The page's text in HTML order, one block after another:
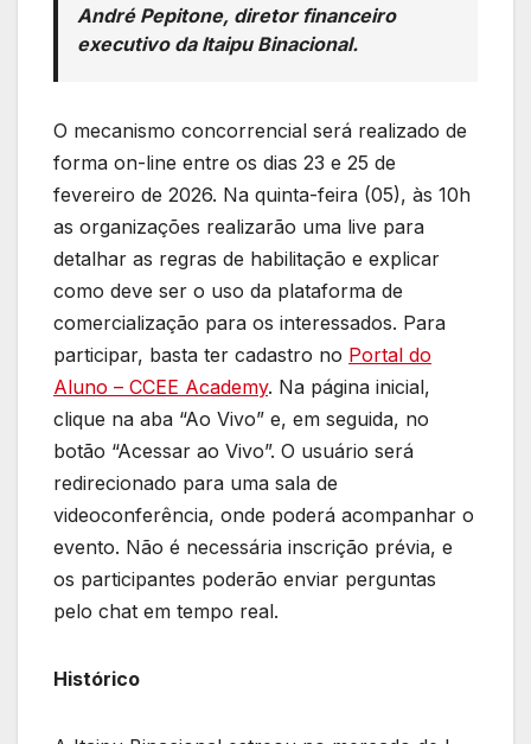
André Pepitone, diretor financeiro
executivo da Itaipu Binacional.
O mecanismo concorrencial será realizado de
forma on-line entre os dias 23 e 25 de
fevereiro de 2026. Na quinta-feira (05), às 10h
as organizações realizarão uma live para
detalhar as regras de habilitação e explicar
como deve ser o uso da plataforma de
comercialização para os interessados. Para
participar, basta ter cadastro no Portal do
Aluno – CCEE Academy. Na página inicial,
clique na aba “Ao Vivo” e, em seguida, no
botão “Acessar ao Vivo”. O usuário será
redirecionado para uma sala de
videoconferência, onde poderá acompanhar o
evento. Não é necessária inscrição prévia, e
os participantes poderão enviar perguntas
pelo chat em tempo real.
Histórico